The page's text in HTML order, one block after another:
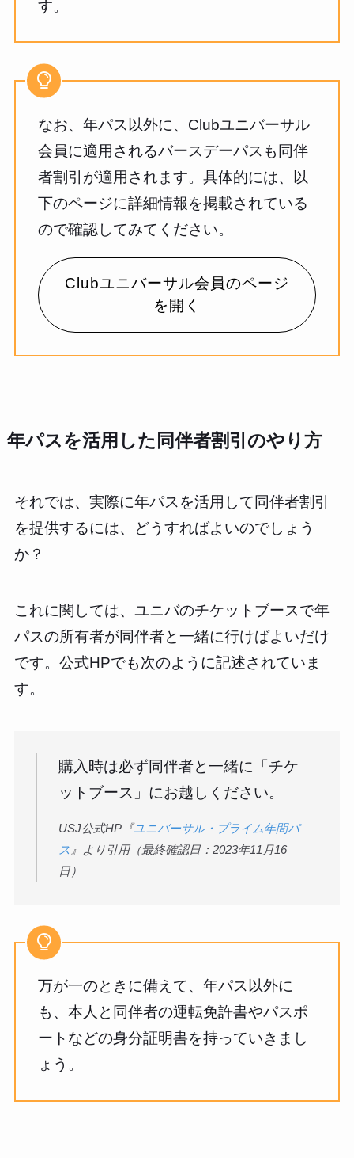
す。
なお、年パス以外に、Clubユニバーサル
会員に適用されるバースデーパスも同伴
者割引が適用されます。具体的には、以
下のページに詳細情報を掲載されている
ので確認してみてください。
Clubユニバーサル会員のページ
を開く
年パスを活用した同伴者割引のやり方
それでは、実際に年パスを活用して同伴者割引
を提供するには、どうすればよいのでしょう
か？
これに関しては、ユニバのチケットブースで年
パスの所有者が同伴者と一緒に行けばよいだけ
です。公式HPでも次のように記述されていま
す。
購入時は必ず同伴者と一緒に「チケ
ットブース」にお越しください。
USJ公式HP『ユニバーサル・プライム年間パ
ス』より引用（最終確認日：2023年11月16
日）
万が一のときに備えて、年パス以外に
も、本人と同伴者の運転免許書やパスポ
ートなどの身分証明書を持っていきまし
ょう。